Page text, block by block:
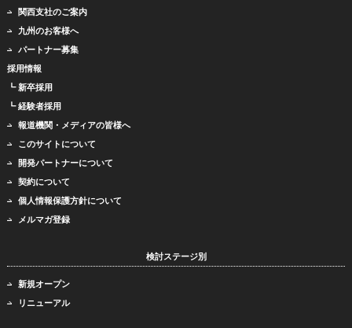
関西支社のご案内
九州のお客様へ
パートナー募集
採用情報
┗ 新卒採用
┗ 経験者採用
報道機関・メディアの皆様へ
このサイトについて
開発パートナーについて
契約について
個人情報保護方針について
メルマガ登録
検討ステージ別
新規オープン
リニューアル